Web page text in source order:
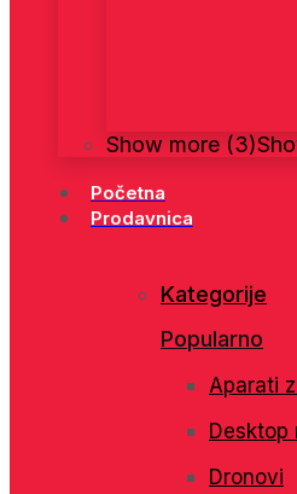
Show more (3)
Početna
Prodavnica
Kategorije
Popularno
Aparati
Desktop
Dronovi